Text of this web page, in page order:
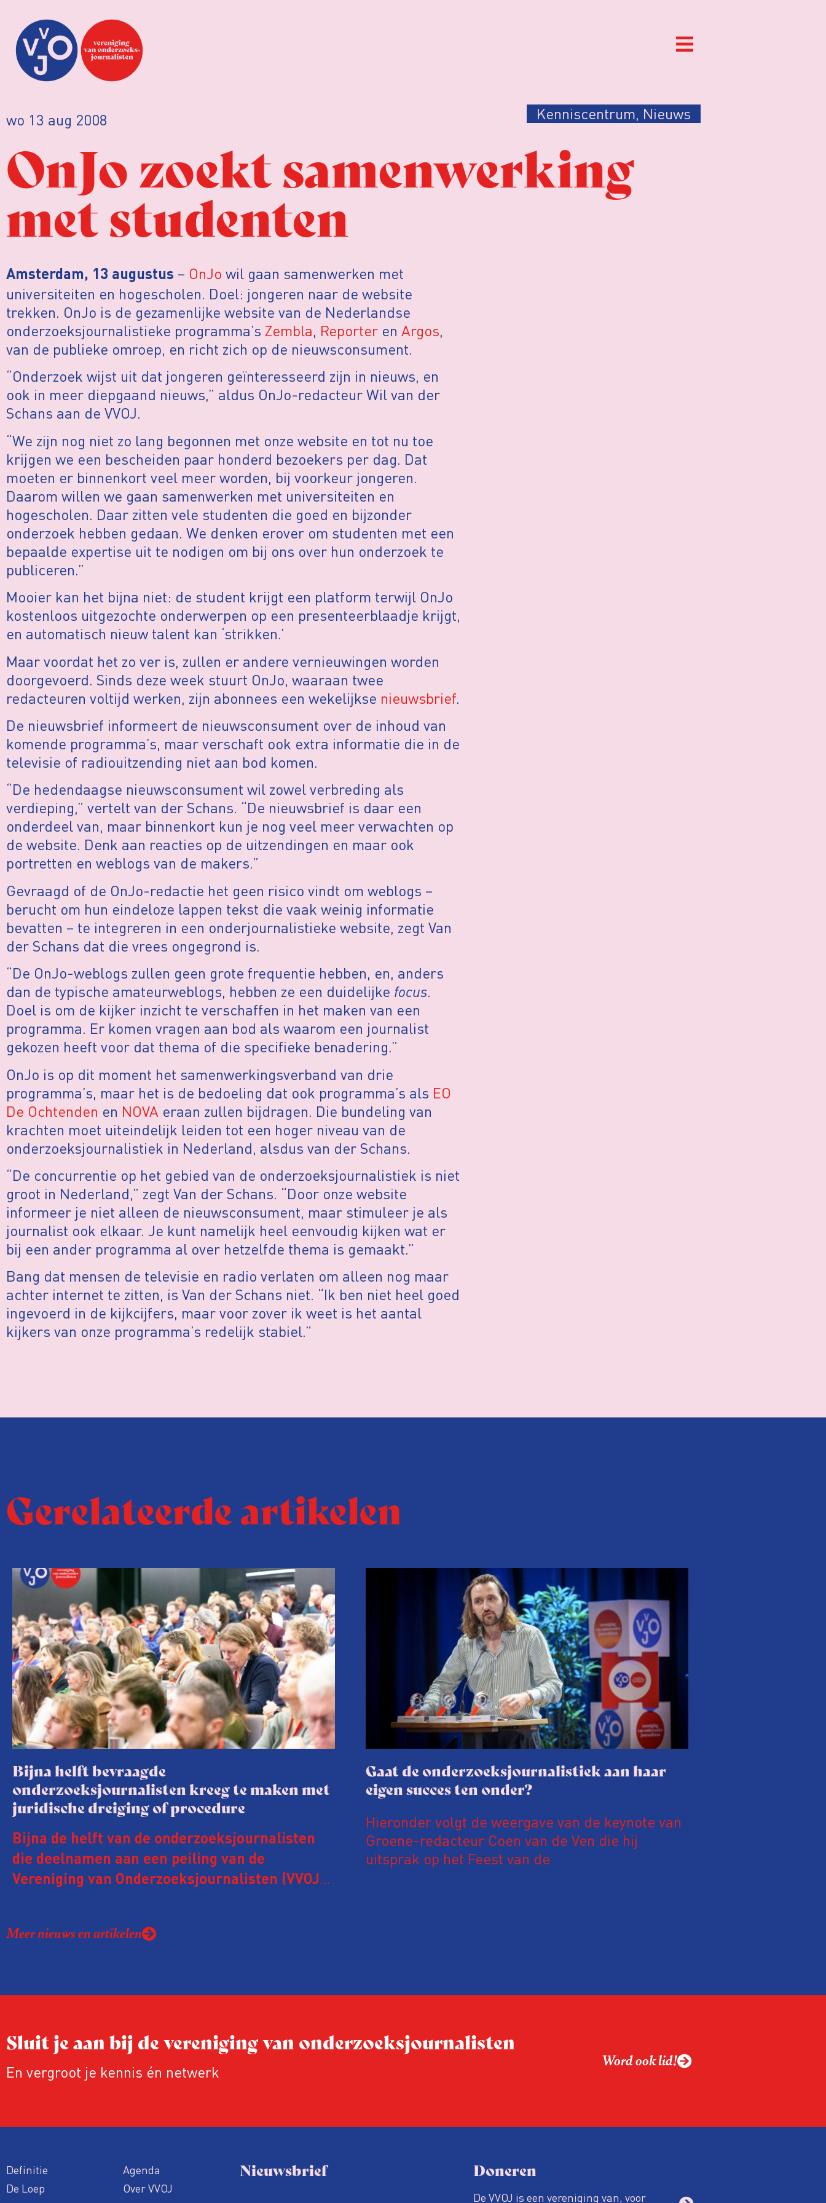
wo 13 aug 2008 Kenniscentrum, Nieuws
OnJo zoekt samenwerking
met studenten
Amsterdam, 13 augustus – OnJo wil gaan samenwerken met
universiteiten en hogescholen. Doel: jongeren naar de website
trekken. OnJo is de gezamenlijke website van de Nederlandse
onderzoeksjournalistieke programma’s Zembla, Reporter en Argos,
van de publieke omroep, en richt zich op de nieuwsconsument.
“Onderzoek wijst uit dat jongeren geïnteresseerd zijn in nieuws, en
ook in meer diepgaand nieuws,” aldus OnJo-redacteur Wil van der
Schans aan de VVOJ.
“We zijn nog niet zo lang begonnen met onze website en tot nu toe
krijgen we een bescheiden paar honderd bezoekers per dag. Dat
moeten er binnenkort veel meer worden, bij voorkeur jongeren.
Daarom willen we gaan samenwerken met universiteiten en
hogescholen. Daar zitten vele studenten die goed en bijzonder
onderzoek hebben gedaan. We denken erover om studenten met een
bepaalde expertise uit te nodigen om bij ons over hun onderzoek te
publiceren.”
Mooier kan het bijna niet: de student krijgt een platform terwijl OnJo
kostenloos uitgezochte onderwerpen op een presenteerblaadje krijgt,
en automatisch nieuw talent kan ‘strikken.’
Maar voordat het zo ver is, zullen er andere vernieuwingen worden
doorgevoerd. Sinds deze week stuurt OnJo, waaraan twee
redacteuren voltijd werken, zijn abonnees een wekelijkse nieuwsbrief.
De nieuwsbrief informeert de nieuwsconsument over de inhoud van
komende programma’s, maar verschaft ook extra informatie die in de
televisie of radiouitzending niet aan bod komen.
“De hedendaagse nieuwsconsument wil zowel verbreding als
verdieping,” vertelt van der Schans. “De nieuwsbrief is daar een
onderdeel van, maar binnenkort kun je nog veel meer verwachten op
de website. Denk aan reacties op de uitzendingen en maar ook
portretten en weblogs van de makers.”
Gevraagd of de OnJo-redactie het geen risico vindt om weblogs –
berucht om hun eindeloze lappen tekst die vaak weinig informatie
bevatten – te integreren in een onderjournalistieke website, zegt Van
der Schans dat die vrees ongegrond is.
“De OnJo-weblogs zullen geen grote frequentie hebben, en, anders
dan de typische amateurweblogs, hebben ze een duidelijke focus.
Doel is om de kijker inzicht te verschaffen in het maken van een
programma. Er komen vragen aan bod als waarom een journalist
gekozen heeft voor dat thema of die specifieke benadering.”
OnJo is op dit moment het samenwerkingsverband van drie
programma’s, maar het is de bedoeling dat ook programma’s als EO
De Ochtenden en NOVA eraan zullen bijdragen. Die bundeling van
krachten moet uiteindelijk leiden tot een hoger niveau van de
onderzoeksjournalistiek in Nederland, alsdus van der Schans.
“De concurrentie op het gebied van de onderzoeksjournalistiek is niet
groot in Nederland,” zegt Van der Schans. “Door onze website
informeer je niet alleen de nieuwsconsument, maar stimuleer je als
journalist ook elkaar. Je kunt namelijk heel eenvoudig kijken wat er
bij een ander programma al over hetzelfde thema is gemaakt.”
Bang dat mensen de televisie en radio verlaten om alleen nog maar
achter internet te zitten, is Van der Schans niet. “Ik ben niet heel goed
ingevoerd in de kijkcijfers, maar voor zover ik weet is het aantal
kijkers van onze programma’s redelijk stabiel.”
Gerelateerde artikelen
Bijna helft bevraagde
onderzoeksjournalisten kreeg te maken met
juridische dreiging of procedure
Bijna de helft van de onderzoeksjournalisten
die deelnamen aan een peiling van de
Vereniging van Onderzoeksjournalisten (VVOJ)
rond het eigen werk. Dat kost journalisten tijd,
Gaat de onderzoeksjournalistiek aan haar
eigen succes ten onder?
Hieronder volgt de weergave van de keynote van
Groene-redacteur Coen van de Ven die hij
uitsprak op het Feest van de
Hoe moet de journalistiek omgaan met een
steeds onverschilligere macht?
Meer nieuws en artikelen
Sluit je aan bij de vereniging van onderzoeksjournalisten
En vergroot je kennis én netwerk
Word ook lid!
Definitie
De Loep
Agenda
Over VVOJ
Nieuwsbrief Doneren
De VVOJ is een vereniging van, voor